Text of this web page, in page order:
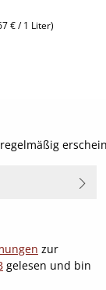
€ / 1 Liter)
zur
gelesen und bin